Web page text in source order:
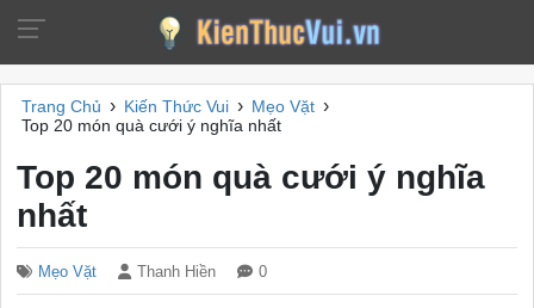
Trang Chủ › Kiến Thức Vui › Mẹo Vặt ›
Top 20 món quà cưới ý nghĩa nhất
Top 20 món quà cưới ý nghĩa
nhất
Mẹo Vặt Thanh Hiền 0